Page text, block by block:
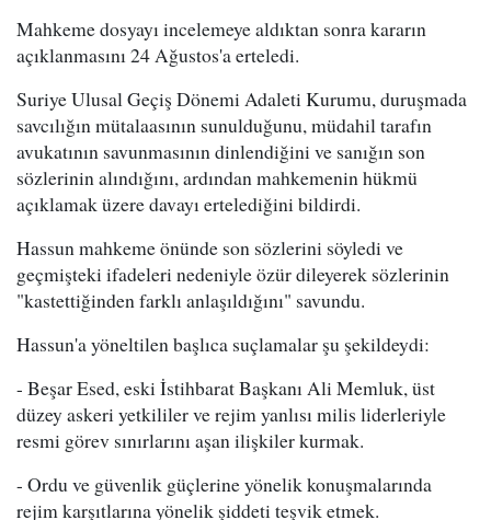
Mahkeme dosyayı incelemeye aldıktan sonra kararın
açıklanmasını 24 Ağustos'a erteledi.
Suriye Ulusal Geçiş Dönemi Adaleti Kurumu, duruşmada
savcılığın mütalaasının sunulduğunu, müdahil tarafın
avukatının savunmasının dinlendiğini ve sanığın son
sözlerinin alındığını, ardından mahkemenin hükmü
açıklamak üzere davayı ertelediğini bildirdi.
Hassun mahkeme önünde son sözlerini söyledi ve
geçmişteki ifadeleri nedeniyle özür dileyerek sözlerinin
"kastettiğinden farklı anlaşıldığını" savundu.
Hassun'a yöneltilen başlıca suçlamalar şu şekildeydi:
- Beşar Esed, eski İstihbarat Başkanı Ali Memluk, üst
düzey askeri yetkililer ve rejim yanlısı milis liderleriyle
resmi görev sınırlarını aşan ilişkiler kurmak.
- Ordu ve güvenlik güçlerine yönelik konuşmalarında
rejim karşıtlarına yönelik şiddeti teşvik etmek.